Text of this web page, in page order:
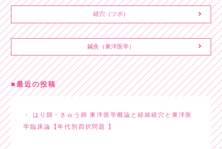
経穴（ツボ）
鍼灸（東洋医学）
最近の投稿
はり師・きゅう師 東洋医学概論と経絡経穴と東洋医
学臨床論【年代別四択問題 】